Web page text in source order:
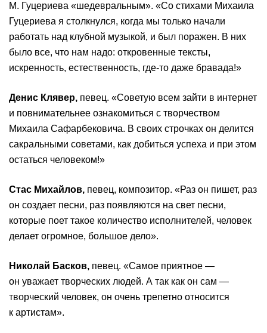
М. Гуцериева «шедевральным». «Со стихами Михаила
Гуцериева я столкнулся, когда мы только начали
работать над клубной музыкой, и был поражен. В них
было все, что нам надо: откровенные тексты,
искренность, естественность, где-то даже бравада!»
Денис Клявер, певец. «Советую всем зайти в интернет
и повнимательнее ознакомиться с творчеством
Михаила Сафарбековича. В своих строчках он делится
сакральными советами, как добиться успеха и при этом
остаться человеком!»
Стас Михайлов, певец, композитор. «Раз он пишет, раз
он создает песни, раз появляются на свет песни,
которые поет такое количество исполнителей, человек
делает огромное, большое дело».
Николай Басков, певец. «Самое приятное —
он уважает творческих людей. А так как он сам —
творческий человек, он очень трепетно относится
к артистам».